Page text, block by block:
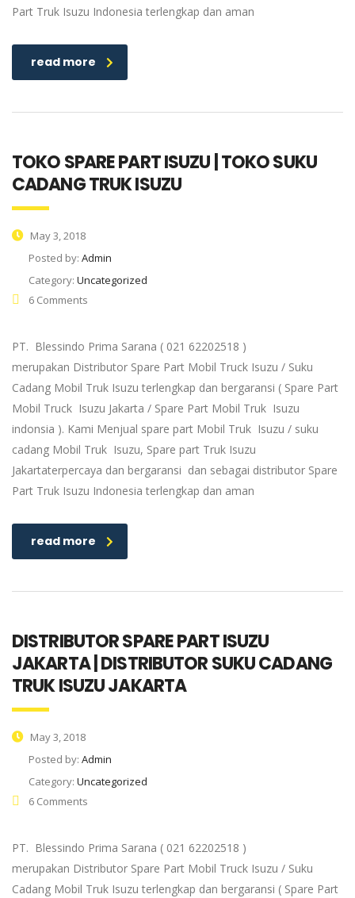
Part Truk Isuzu Indonesia terlengkap dan aman
read more
TOKO SPARE PART ISUZU | TOKO SUKU
CADANG TRUK ISUZU
May 3, 2018
Posted by: Admin
Category: Uncategorized
6 Comments
PT. Blessindo Prima Sarana ( 021 62202518 )
merupakan Distributor Spare Part Mobil Truck Isuzu / Suku
Cadang Mobil Truk Isuzu terlengkap dan bergaransi ( Spare Part
Mobil Truck Isuzu Jakarta / Spare Part Mobil Truk Isuzu
indonsia ). Kami Menjual spare part Mobil Truk Isuzu / suku
cadang Mobil Truk Isuzu, Spare part Truk Isuzu
Jakartaterpercaya dan bergaransi dan sebagai distributor Spare
Part Truk Isuzu Indonesia terlengkap dan aman
read more
DISTRIBUTOR SPARE PART ISUZU
JAKARTA | DISTRIBUTOR SUKU CADANG
TRUK ISUZU JAKARTA
May 3, 2018
Posted by: Admin
Category: Uncategorized
6 Comments
PT. Blessindo Prima Sarana ( 021 62202518 )
merupakan Distributor Spare Part Mobil Truck Isuzu / Suku
Cadang Mobil Truk Isuzu terlengkap dan bergaransi ( Spare Part